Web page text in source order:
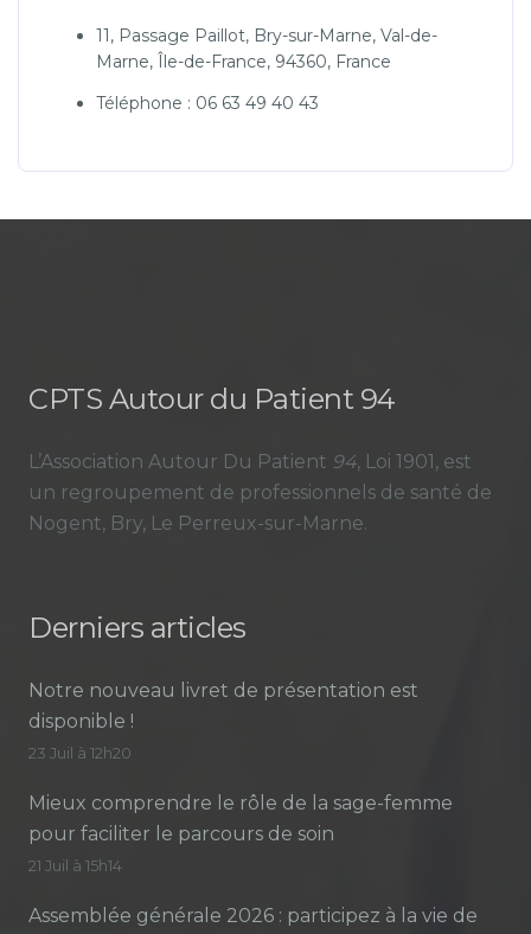
11, Passage Paillot, Bry-sur-Marne, Val-de-
Marne, Île-de-France, 94360, France
Téléphone : 06 63 49 40 43
CPTS Autour du Patient 94
L’Association Autour Du Patient 94, Loi 1901, est
un regroupement de professionnels de santé de
Nogent, Bry, Le Perreux-sur-Marne.
Derniers articles
Notre nouveau livret de présentation est
disponible !
23 Juil à 12h20
Mieux comprendre le rôle de la sage-femme
pour faciliter le parcours de soin
21 Juil à 15h14
Assemblée générale 2026 : participez à la vie de